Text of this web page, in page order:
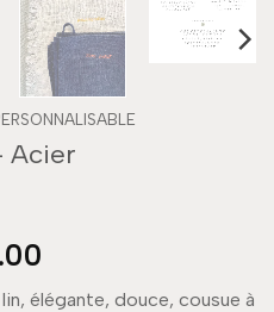
Acier
élégante, douce, cousue à